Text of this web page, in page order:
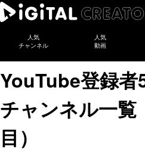
人気
チャンネル
人気
動画
YouTube登録者
チャンネル一覧
目）